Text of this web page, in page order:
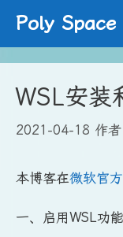
内
容
Poly Space
WSL安装
2021-04-18 作者
本博客在微软官
一、启用WSL功能